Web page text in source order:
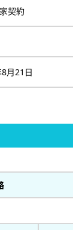
契約
月21日